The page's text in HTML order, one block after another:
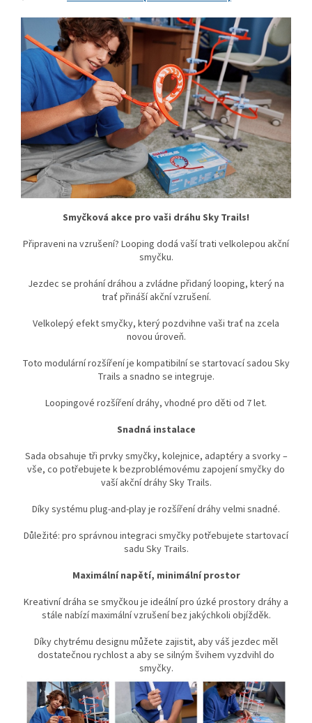
Smyčková akce pro vaši dráhu Sky Trails!
Připraveni na vzrušení? Looping dodá vaší trati velkolepou akční
smyčku.
Jezdec se prohání dráhou a zvládne přidaný looping, který na
trať přináší akční vzrušení.
Velkolepý efekt smyčky, který pozdvihne vaši trať na zcela
novou úroveň.
Toto modulární rozšíření je kompatibilní se startovací sadou Sky
Trails a snadno se integruje.
Loopingové rozšíření dráhy, vhodné pro děti od 7 let.
Snadná instalace
Sada obsahuje tři prvky smyčky, kolejnice, adaptéry a svorky –
vše, co potřebujete k bezproblémovému zapojení smyčky do
vaší akční dráhy Sky Trails.
Díky systému plug-and-play je rozšíření dráhy velmi snadné.
Důležité: pro správnou integraci smyčky potřebujete startovací
sadu Sky Trails.
Maximální napětí, minimální prostor
Kreativní dráha se smyčkou je ideální pro úzké prostory dráhy a
stále nabízí maximální vzrušení bez jakýchkoli objížděk.
Díky chytrému designu můžete zajistit, aby váš jezdec měl
dostatečnou rychlost a aby se silným švihem vyzdvihl do
smyčky.